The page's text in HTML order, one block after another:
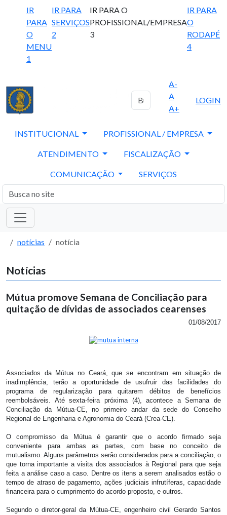
IR
PARA
O
MENU
1
IR PARA
SERVIÇOS
2
IR PARA O
PROFISSIONAL/EMPRESA
3
IR PARA
O
RODAPÉ
4
A-
A
A+
LOGIN
INSTITUCIONAL PROFISSIONAL / EMPRESA
ATENDIMENTO FISCALIZAÇÃO
COMUNICAÇÃO SERVIÇOS
notícias notícia
Notícias
Mútua promove Semana de Conciliação para
quitação de dívidas de associados cearenses
01/08/2017
Associados da Mútua no Ceará, que se encontram em situação de
inadimplência, terão a oportunidade de usufruir das facilidades do
programa de regularização para quitarem débitos de benefícios
reembolsáveis. Até sexta-feira próxima (4), acontece a Semana de
Conciliação da Mútua-CE, no primeiro andar da sede do Conselho
Regional de Engenharia e Agronomia do Ceará (Crea-CE).
O compromisso da Mútua é garantir que o acordo firmado seja
conveniente para ambas as partes, com base no conceito de
mutualismo. Alguns parâmetros serão considerados para a conciliação, o
que torna importante a visita dos associados à Regional para que seja
feita a análise caso a caso. Dentre os itens a serem analisados estão o
tempo de atraso de pagamento, ações judiciais infrutíferas, capacidade
financeira para o cumprimento do acordo proposto, e outros.
Segundo o diretor-geral da Mútua-CE, engenheiro civil Gerardo Santos